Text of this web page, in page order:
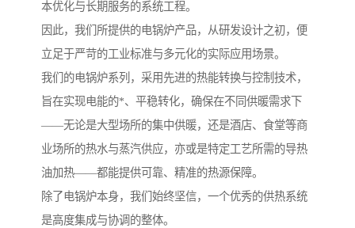
本优化与长期服务的系统工程。
因此，我们所提供的电锅炉产品，从研发设计之初，便
立足于严苛的工业标准与多元化的实际应用场景。
我们的电锅炉系列，采用先进的热能转换与控制技术，
旨在实现电能的*、平稳转化，确保在不同供暖需求下
——无论是大型场所的集中供暖，还是酒店、食堂等商
业场所的热水与蒸汽供应，亦或是特定工艺所需的导热
油加热——都能提供可靠、精准的热源保障。
除了电锅炉本身，我们始终坚信，一个优秀的供热系统
是高度集成与协调的整体。